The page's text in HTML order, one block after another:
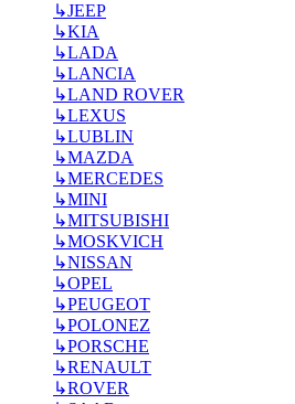
↳JEEP
↳KIA
↳LADA
↳LANCIA
↳LAND ROVER
↳LEXUS
↳LUBLIN
↳MAZDA
↳MERCEDES
↳MINI
↳MITSUBISHI
↳MOSKVICH
↳NISSAN
↳OPEL
↳PEUGEOT
↳POLONEZ
↳PORSCHE
↳RENAULT
↳ROVER